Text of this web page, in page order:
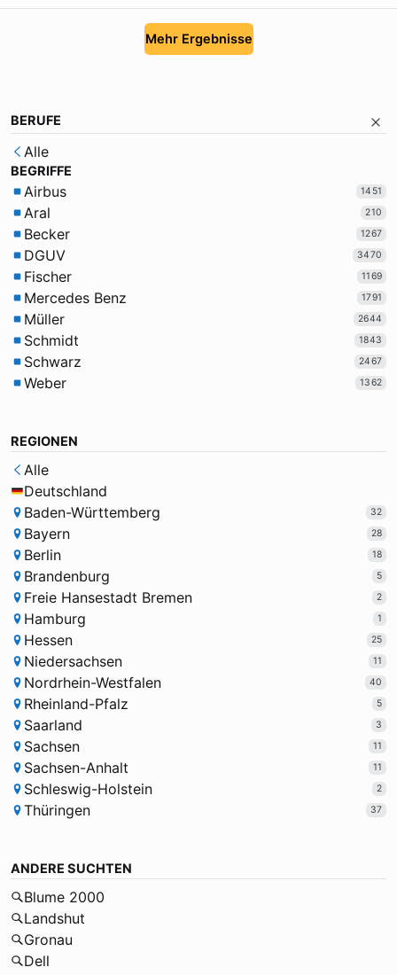
Mehr Ergebnisse
BERUFE
Alle
BEGRIFFE
Airbus 1451
Aral 210
Becker 1267
DGUV 3470
Fischer 1169
Mercedes Benz 1791
Müller 2644
Schmidt 1843
Schwarz 2467
Weber 1362
REGIONEN
Alle
Deutschland
Baden-Württemberg
32
Bayern 28
Berlin 18
Brandenburg 5
Freie Hansestadt Bremen 2
Hamburg 1
Hessen 25
Niedersachsen 11
Nordrhein-Westfalen 40
Rheinland-Pfalz 5
Saarland 3
Sachsen 11
Sachsen-Anhalt 11
Schleswig-Holstein 2
Thüringen 37
ANDERE SUCHTEN
Blume 2000
Landshut
Gronau
Dell